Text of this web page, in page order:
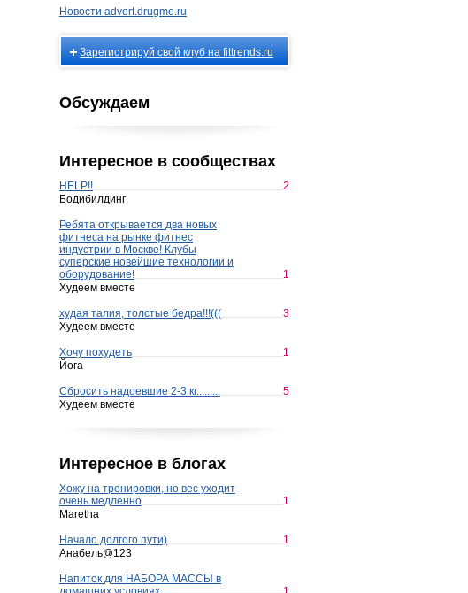
Новости advert.drugme.ru
Зарегистрируй свой клуб на fittrends.ru
Обсуждаем
Интересное в сообществах
HELP!!
2
Бодибилдинг
Ребята открывается два новых
фитнеса на рынке фитнес
индустрии в Москве! Клубы
суперские новейшие технологии и
оборудование!
1
Худеем вместе
худая талия, толстые бедра!!!(((
3
Худеем вместе
Хочу похудеть
1
Йога
Сбросить надоевшие 2-3 кг.........
5
Худеем вместе
Интересное в блогах
Хожу на тренировки, но вес уходит
очень медленно
1
Maretha
Начало долгого пути)
1
Анабель@123
Напиток для НАБОРА МАССЫ в